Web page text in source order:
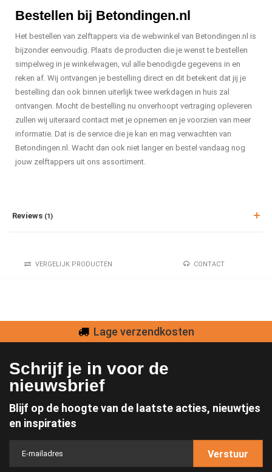
Bestellen bij Betondingen.nl
Het bestellen van zelftappers via de webwinkel van Betondingen.nl is
bijzonder eenvoudig. Plaats de producten die je wenst te bestellen
simpelweg in je winkelwagen, vul alle benodigde gegevens in en
reken af. Wij ontvangen je bestelling direct en dit betekent dat jij je
bestelling dan ook binnen uiterlijk twee werkdagen in huis zal
ontvangen. Mocht de bestelling nu onverhoopt vertraging opleveren
zullen wij uiteraard contact met je opnemen en je voorzien van meer
informatie. Dat is de service die je kan en mag verwachten van
Betondingen.nl. Wacht dan ook niet langer en bestel vandaag nog
jouw zelftappers uit ons assortiment.
Reviews (1)
VERGELIJK PRODUCTEN CONTACT
Lage verzendkosten
Schrijf je in voor de
nieuwsbrief
Blijf op de hoogte van de laatste acties, nieuwtjes
en inspiraties
Verstuur